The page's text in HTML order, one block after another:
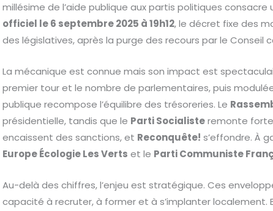
millésime de l’aide publique aux partis politiques
officiel le 6 septembre 2025 à 19h12, le décret fixe des
des législatives, après la purge des recours par le Conseil
La mécanique est connue mais son impact est
premier tour et le nombre de parlementaires, puis
publique recompose l’équilibre des trésoreries. Le
présidentielle, tandis que le Parti Socialisteremonte
encaissent des sanctions, et Reconquête! s’effondre. À
Europe Écologie Les Verts et le Parti Communiste
Au-delà des chiffres, l’enjeu est stratégique. Ces
capacité à recruter, à former et à s’implanter localement.